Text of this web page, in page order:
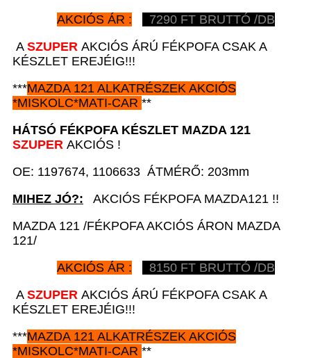
AKCIÓS ÁR :
7290 FT BRUTTÓ /DB
A SZUPER AKCIÓS ÁRÚ FÉKPOFA CSAK A
KÉSZLET EREJÉIG!!!
***MAZDA 121 ALKATRÉSZEK AKCIÓS
*MISKOLC*MATI-CAR **
HÁTSÓ FÉKPOFA KÉSZLET MAZDA 121
SZUPER AKCIÓS !
OE: 1197674, 1106633 ÁTMÉRŐ: 203mm
MIHEZ JÓ?: AKCIÓS FÉKPOFA MAZDA121 !!
MAZDA 121 /FÉKPOFA AKCIÓS ÁRON MAZDA
121/
AKCIÓS ÁR :
8150 FT BRUTTÓ /DB
A SZUPER AKCIÓS ÁRÚ FÉKPOFA CSAK A
KÉSZLET EREJÉIG!!!
***MAZDA 121 ALKATRÉSZEK AKCIÓS
*MISKOLC*MATI-CAR **